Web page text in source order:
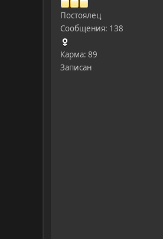
Постоялец
Сообщения: 138
Карма: 89
Записан